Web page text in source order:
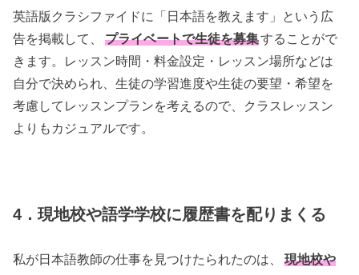
英語版クラシファイドに「日本語を教えます」という広
告を掲載して、
プライベートで生徒を募集することがで
きます。レッスン時間・料金設定・レッスン場所などは
自分で決められ、生徒の学習進度や生徒の要望・希望を
考慮してレッスンプランを考えるので、クラスレッスン
よりもカジュアルです。
4．現地校や語学学校に履歴書を配りまくる
私が日本語教師の仕事を見つけたられたのは、
現地校や